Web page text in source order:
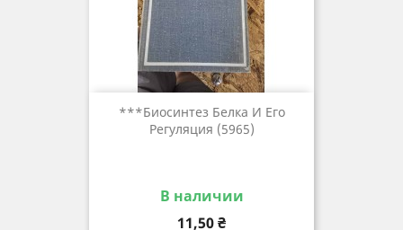
***биосинтез Белка И Его
Регуляция (5965)
В наличии
Цена
11,50 ₴